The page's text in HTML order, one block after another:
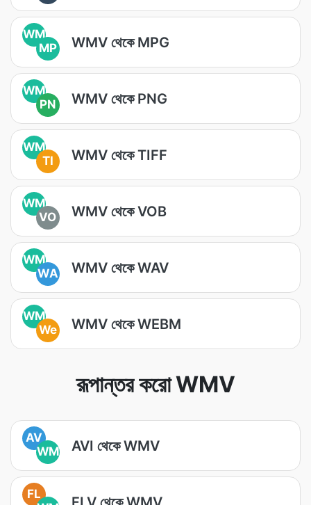
WM
MP
WMV থেকে MPG
WM
PN
WMV থেকে PNG
WM
TI
WMV থেকে TIFF
WM
VO
WMV থেকে VOB
WM
WA
WMV থেকে WAV
WM
We
WMV থেকে WEBM
রূপান্তর করো WMV
AV
WM
AVI থেকে WMV
FL